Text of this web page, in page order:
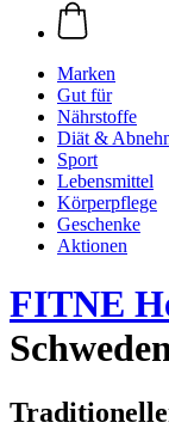
Marken
Gut für
Nährstoffe
Diät &
Sport
Lebensmittel
Körperpflege
Geschenke
Aktionen
FITNE